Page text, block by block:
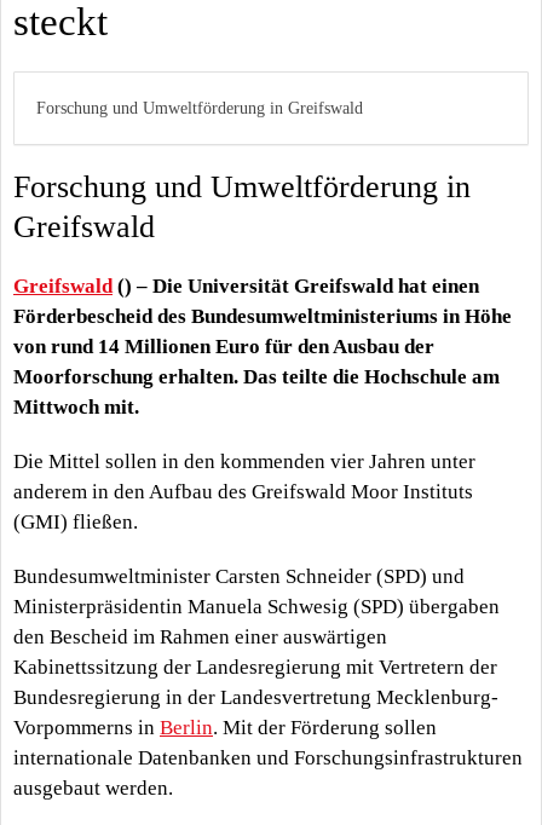
steckt
Forschung und Umweltförderung in Greifswald
Forschung und Umweltförderung in
Greifswald
Greifswald() – Die Universität Greifswald hat einen
Förderbescheid des Bundesumweltministeriums in Höhe
von rund 14 Millionen Euro für den Ausbau der
Moorforschung erhalten. Das teilte die Hochschule am
Mittwoch mit.
Die Mittel sollen in den kommenden vier Jahren unter
anderem in den Aufbau des Greifswald Moor Instituts
(GMI) fließen.
Bundesumweltminister Carsten Schneider (SPD) und
Ministerpräsidentin Manuela Schwesig (SPD) übergaben
den Bescheid im Rahmen einer auswärtigen
Kabinettssitzung der Landesregierung mit Vertretern der
Bundesregierung in der Landesvertretung Mecklenburg-
Vorpommerns in Berlin. Mit der Förderung sollen
internationale Datenbanken und Forschungsinfrastrukturen
ausgebaut werden.